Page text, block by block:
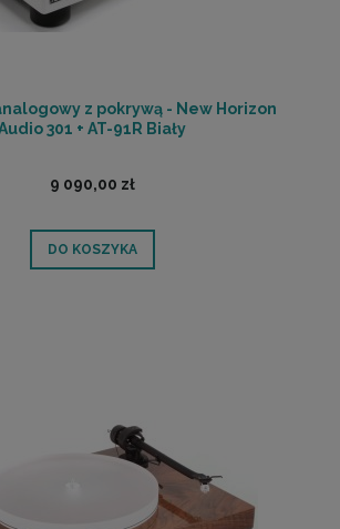
z pokrywą - New Horizon
301 + AT-91R Biały
9 090,00 zł
DO KOSZYKA